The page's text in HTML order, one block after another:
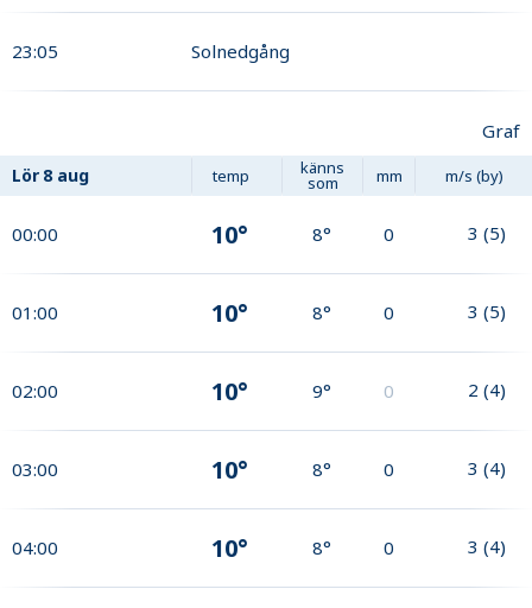
23:05 Solnedgång
Graf
Lör 8 aug temp känns
som mm m/s (by)
00:00 10° 8° 0 3 (5)
01:00 10° 8° 0 3 (5)
02:00 10° 9° 0 2 (4)
03:00 10° 8° 0 3 (4)
04:00 10° 8° 0 3 (4)